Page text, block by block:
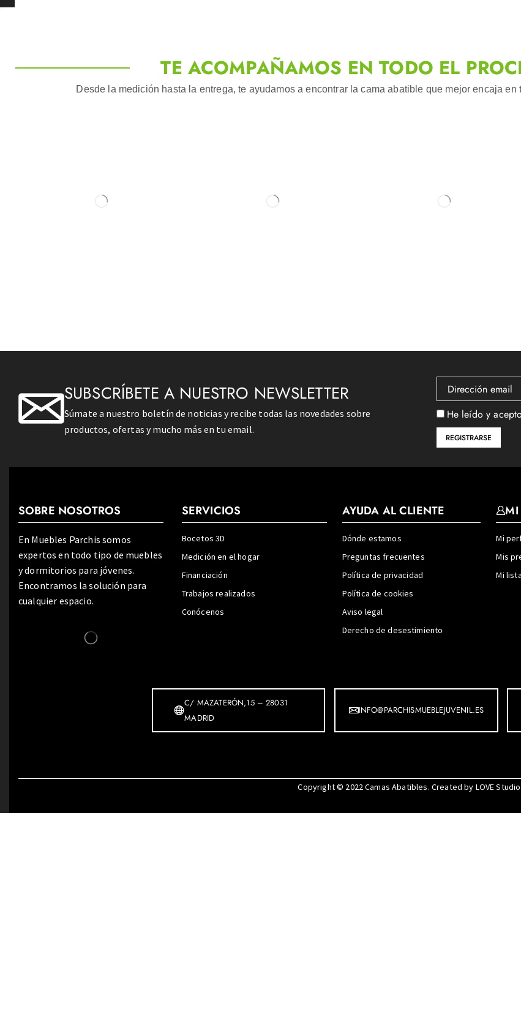
TE ACOMPAÑAMOS EN TODO EL
Desde la medición hasta la entrega, te ayudamos a encontrar la cama abatible que mejor encaja en
SUBSCRÍBETE A NUESTRO NEWSLETTER
Súmate a nuestro boletín de noticias y recibe todas las novedades sobre
productos, ofertas y mucho más en tu email.
He leído y
SOBRE NOSOTROS
En Muebles Parchis somos
expertos en todo tipo de muebles
y dormitorios para jóvenes.
Encontramos la solución para
cualquier espacio.
SERVICIOS
Bocetos 3D
Medición en el hogar
Financiación
Trabajos realizados
Conócenos
AYUDA AL CLIENTE
Dónde estamos
Preguntas frecuentes
Política de privacidad
Política de cookies
Aviso legal
Derecho de desestimiento
MI
Mi
Mis
Mi
C/ MAZATERÓN,15 – 28031
MADRID
INFO@PARCHISMUEBLEJUVENIL.ES
Copyright © 2022Camas Abatibles. Created by LOVE